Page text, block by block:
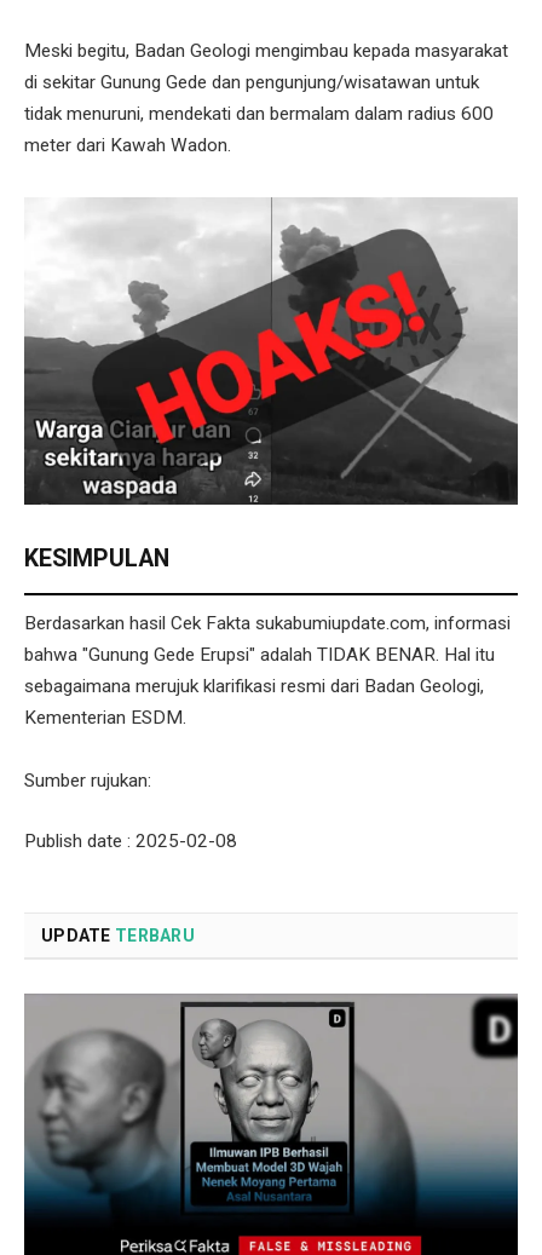
Meski begitu, Badan Geologi mengimbau kepada masyarakat
di sekitar Gunung Gede dan pengunjung/wisatawan untuk
tidak menuruni, mendekati dan bermalam dalam radius 600
meter dari Kawah Wadon.
KESIMPULAN
Berdasarkan hasil Cek Fakta sukabumiupdate.com, informasi
bahwa "Gunung Gede Erupsi" adalah TIDAK BENAR. Hal itu
sebagaimana merujuk klarifikasi resmi dari Badan Geologi,
Kementerian ESDM.
Sumber rujukan:
Publish date : 2025-02-08
UPDATE TERBARU